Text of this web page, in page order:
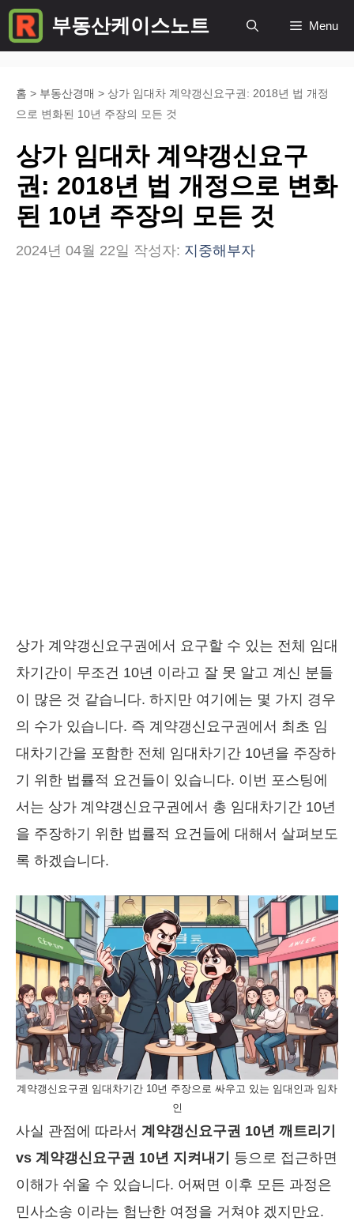
컨
텐
부동산케이스노트 Menu
홈 > 부동산경매 > 상가 임대차 계약갱신요구권: 2018년 법 개정
으로 변화된 10년 주장의 모든 것
상가 임대차 계약갱신요구
권: 2018년 법 개정으로 변화
된 10년 주장의 모든 것
2024년 04월 22일 작성자: 지중해부자
상가 계약갱신요구권에서 요구할 수 있는 전체 임대
차기간이 무조건 10년 이라고 잘 못 알고 계신 분들
이 많은 것 같습니다. 하지만 여기에는 몇 가지 경우
의 수가 있습니다. 즉 계약갱신요구권에서 최초 임
대차기간을 포함한 전체 임대차기간 10년을 주장하
기 위한 법률적 요건들이 있습니다. 이번 포스팅에
서는 상가 계약갱신요구권에서 총 임대차기간 10년
을 주장하기 위한 법률적 요건들에 대해서 살펴보도
록 하겠습니다.
계약갱신요구권 임대차기간 10년 주장으로 싸우고 있는 임대인과 임차
인
사실 관점에 따라서 계약갱신요구권 10년 깨트리기
vs 계약갱신요구권 10년 지켜내기
등으로 접근하면
이해가 쉬울 수 있습니다. 어쩌면 이후 모든 과정은
민사소송 이라는 험난한 여정을 거쳐야 겠지만요.